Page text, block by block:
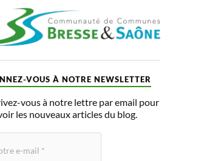
VOUS À NOTRE NEWSLETTER
vous à notre lettre par email pour
les nouveaux articles du blog.